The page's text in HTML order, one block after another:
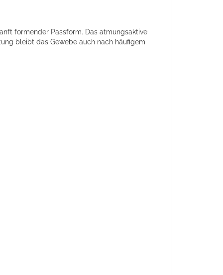
formender Passform. Das atmungsaktive
bleibt das Gewebe auch nach häufigem